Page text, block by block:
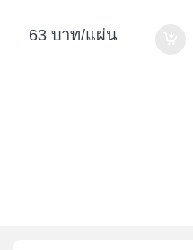
63 /แผ่น